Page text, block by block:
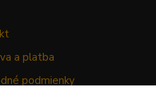
a platba
podmienky